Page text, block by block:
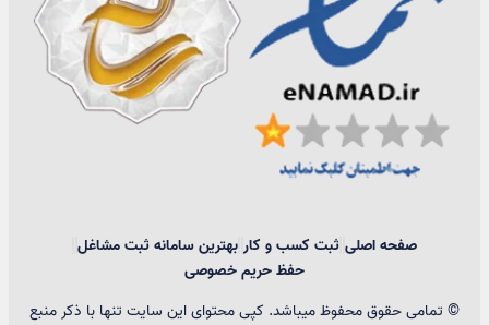
صفحه اصلی ثبت کسب و کار بهترین سامانه ثبت مشاغل
حفظ حریم خصوصی
© تمامی حقوق محفوظ میباشد. کپی محتوای این سایت تنها با ذکر منبع